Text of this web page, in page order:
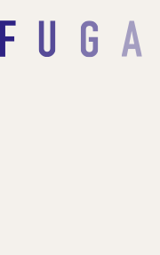
al
contenido